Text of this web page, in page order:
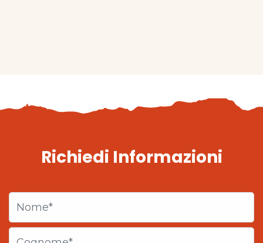
Richiedi Informazioni